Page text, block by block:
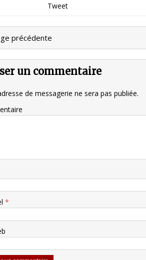
Tweet
précédente
un commentaire
de messagerie ne sera pas publiée.
*